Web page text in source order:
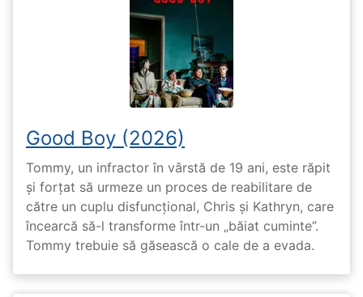
Good Boy (2026)
Tommy, un infractor în vârstă de 19 ani, este răpit
și forțat să urmeze un proces de reabilitare de
către un cuplu disfuncțional, Chris și Kathryn, care
încearcă să-l transforme într-un „băiat cuminte”.
Tommy trebuie să găsească o cale de a evada.